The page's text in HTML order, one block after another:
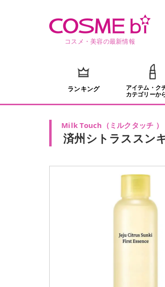
コスメ・美容の最新情報
ランキング
アイテム・ク
カテゴリーか
Milk Touch （ ミルクタッチ ）
済州シトラススン